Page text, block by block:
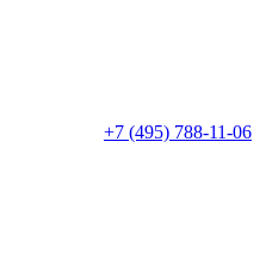
+7 (495) 788-11-06